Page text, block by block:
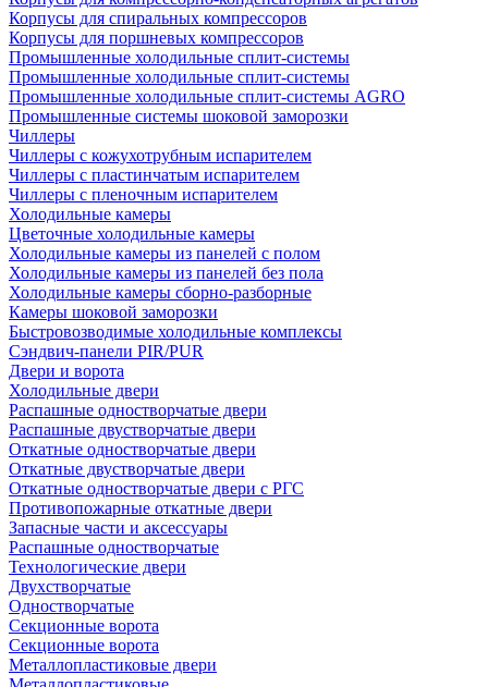
Корпусы для спиральных компрессоров
Корпусы для поршневых компрессоров
Промышленные холодильные сплит-системы
Промышленные холодильные сплит-системы
Промышленные холодильные сплит-системы AGRO
Промышленные системы шоковой заморозки
Чиллеры
Чиллеры с кожухотрубным испарителем
Чиллеры с пластинчатым испарителем
Чиллеры с пленочным испарителем
Холодильные камеры
Цветочные холодильные камеры
Холодильные камеры из панелей с полом
Холодильные камеры из панелей без пола
Холодильные камеры сборно-разборные
Камеры шоковой заморозки
Быстровозводимые холодильные комплексы
Сэндвич-панели PIR/PUR
Двери и ворота
Холодильные двери
Распашные одностворчатые двери
Распашные двустворчатые двери
Откатные одностворчатые двери
Откатные двустворчатые двери
Откатные одностворчатые двери с РГС
Противопожарные откатные двери
Запасные части и аксессуары
Распашные одностворчатые
Технологические двери
Двухстворчатые
Одностворчатые
Секционные ворота
Секционные ворота
Металлопластиковые двери